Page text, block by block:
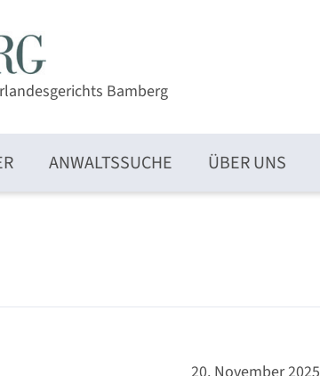
Bamberg
ANWALTSSUCHE ÜBER UNS